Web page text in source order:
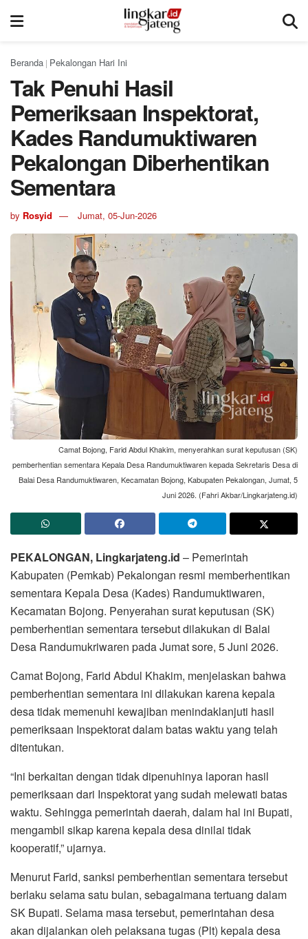
Beranda | Pekalongan Hari Ini
Tak Penuhi Hasil
Pemeriksaan Inspektorat,
Kades Randumuktiwaren
Pekalongan Diberhentikan
Sementara
by Rosyid Jumat, 05-Jun-2026
Camat Bojong, Farid Abdul Khakim, menyerahkan surat keputusan (SK)
pemberhentian sementara Kepala Desa Randumuktiwaren kepada Sekretaris Desa di
Balai Desa Randumuktiwaren, Kecamatan Bojong, Kabupaten Pekalongan, Jumat, 5
Juni 2026. (Fahri Akbar/Lingkarjateng.id)
PEKALONGAN, Lingkarjateng.id – Pemerintah
Kabupaten (Pemkab) Pekalongan resmi memberhentikan
sementara Kepala Desa (Kades) Randumuktiwaren,
Kecamatan Bojong. Penyerahan surat keputusan (SK)
pemberhentian sementara tersebut dilakukan di Balai
Desa Randumukriwaren pada Jumat sore, 5 Juni 2026.
Camat Bojong, Farid Abdul Khakim, menjelaskan bahwa
pemberhentian sementara ini dilakukan karena kepala
desa tidak memenuhi kewajiban menindaklanjuti hasil
pemeriksaan Inspektorat dalam batas waktu yang telah
ditentukan.
“Ini berkaitan dengan tidak dipenuhinya laporan hasil
pemeriksaan dari Inspektorat yang sudah melewati batas
waktu. Sehingga pemerintah daerah, dalam hal ini Bupati,
mengambil sikap karena kepala desa dinilai tidak
kooperatif,” ujarnya.
Menurut Farid, sanksi pemberhentian sementara tersebut
berlaku selama satu bulan, sebagaimana tertuang dalam
SK Bupati. Selama masa tersebut, pemerintahan desa
akan dijalankan oleh pelaksana tugas (Plt) kepala desa